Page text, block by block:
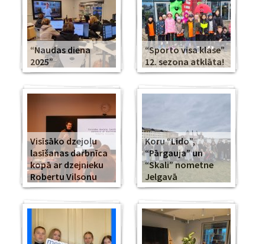
“Naudas diena
2025”
“Sporto visa klase”
12. sezona atklāta!
Visīsāko dzejoļu
lasīšanas darbnīca
kopā ar dzejnieku
Robertu Vilsonu
Koru “Lido”,
“Pārgauja” un
“Skali” nometne
Jelgavā